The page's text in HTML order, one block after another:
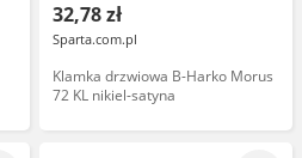
32,78 zł
Sparta.com.pl
Klamka drzwiowa B-Harko Morus
72 KL nikiel-satyna